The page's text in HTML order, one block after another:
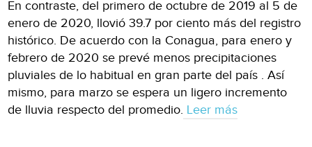
En contraste, del primero de octubre de 2019 al 5 de
enero de 2020, llovió 39.7 por ciento más del registro
histórico. De acuerdo con la Conagua, para enero y
febrero de 2020 se prevé menos precipitaciones
pluviales de lo habitual en gran parte del país . Así
mismo, para marzo se espera un ligero incremento
de lluvia respecto del promedio. Leer más